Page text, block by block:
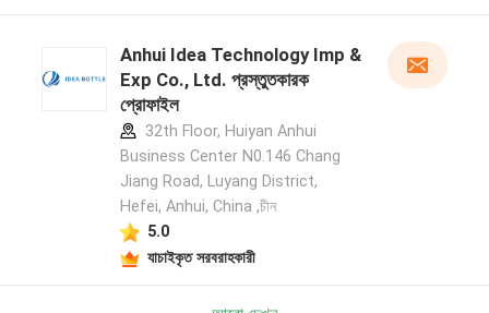
Anhui Idea Technology Imp &
Exp Co., Ltd. প্রস্তুতকারক
প্রোফাইল
32th Floor, Huiyan Anhui
Business Center N0.146 Chang
Jiang Road, Luyang District,
Hefei, Anhui, China ,চীন
5.0
যাচাইকৃত সরবরাহকারী